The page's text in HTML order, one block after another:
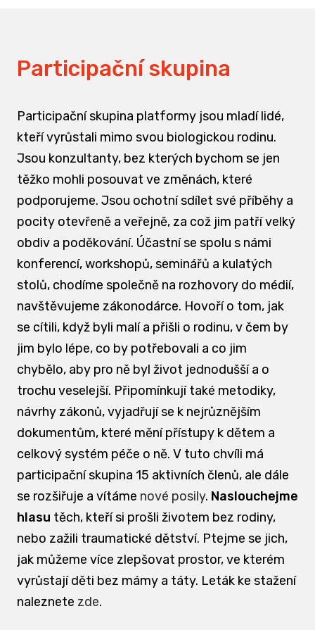
Participační skupina
Participační skupina platformy jsou mladí lidé,
kteří vyrůstali mimo svou biologickou rodinu.
Jsou konzultanty, bez kterých bychom se jen
těžko mohli posouvat ve změnách, které
podporujeme. Jsou ochotní sdílet své příběhy a
pocity otevřeně a veřejně, za což jim patří velký
obdiv a poděkování. Účastní se spolu s námi
konferencí, workshopů, seminářů a kulatých
stolů, chodíme společně na rozhovory do médií,
navštěvujeme zákonodárce. Hovoří o tom, jak
se cítili, když byli malí a přišli o rodinu, v čem by
jim bylo lépe, co by potřebovali a co jim
chybělo, aby pro ně byl život jednodušší a o
trochu veselejší. Připomínkují také metodiky,
návrhy zákonů, vyjadřují se k nejrůznějším
dokumentům, které mění přístupy k dětem a
celkový systém péče o ně. V tuto chvíli má
participační skupina 15 aktivních členů, ale dále
se rozšiřuje a vítáme nové posily. Naslouchejme
hlasu těch, kteří si prošli životem bez rodiny,
nebo zažili traumatické dětství. Ptejme se jich,
jak můžeme více zlepšovat prostor, ve kterém
vyrůstají děti bez mámy a táty. Leták ke stažení
naleznete zde.